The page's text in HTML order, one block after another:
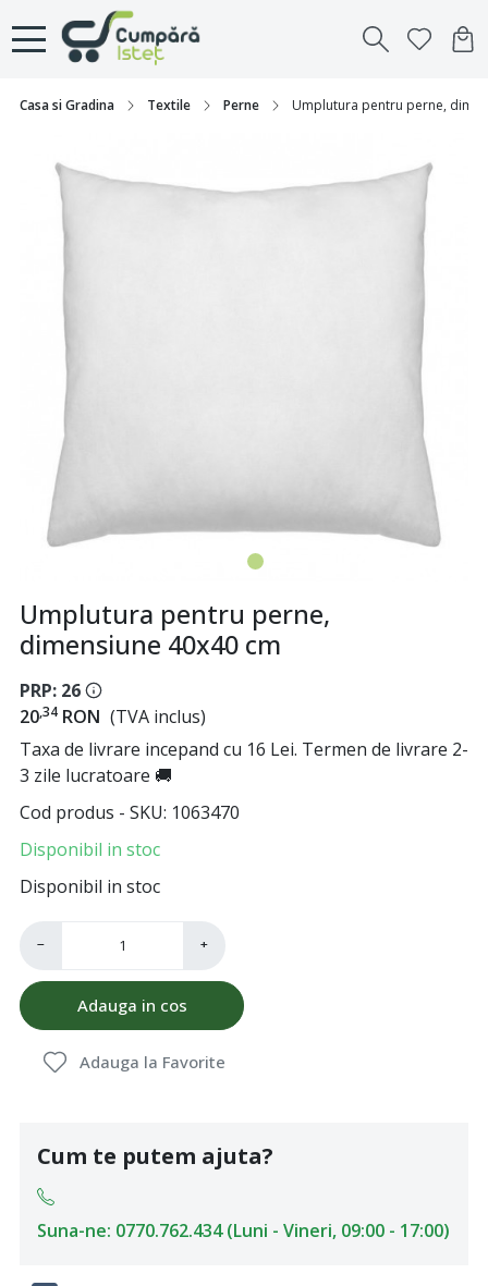
Casa si Gradina Textile Perne Umplutura pentru perne,
Umplutura pentru perne,
dimensiune 40x40 cm
PRP: 26
20,34 RON (TVA inclus)
Taxa de livrare incepand cu 16 Lei. Termen de livrare 2-
3 zile lucratoare 🚚
Cod produs - SKU 1063470
Disponibil in stoc
Disponibil in stoc
− +
Adauga in cos
Adauga la Favorite
Cum te putem ajuta?
Suna-ne: 0770.762.434 (Luni - Vineri, 09:00 - 17:00)